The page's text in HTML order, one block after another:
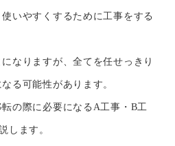
いやすくするために工事をする
なりますが、全てを任せっきり
る可能性があります。
の際に必要になるA工事・B工
します。